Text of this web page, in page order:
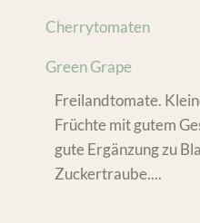
Cherrytomaten
Green Grape
Freilandtomate.
Früchte mit gutem
gute Ergänzung zu
Zuckertraube....